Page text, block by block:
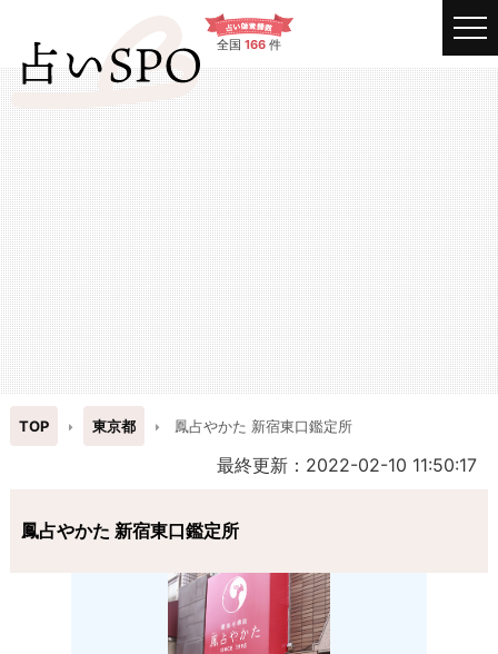
全国 166 件
TOP 東京都 鳳占やかた 新宿東口鑑定所
最終更新：2022-02-10 11:50:17
鳳占やかた 新宿東口鑑定所